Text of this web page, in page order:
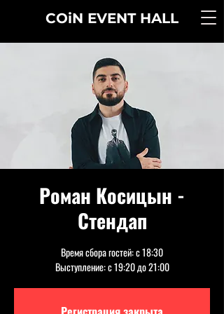
COiN EVENT HALL
Роман Косицын -
Стендап
Время сбора гостей: с 18:30
Выступление: с 19:20 до 21:00